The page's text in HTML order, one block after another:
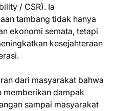
/ CSR). Ia
tambang tidak hanya
ekonomi semata, tetapi
kesejahteraan
dari masyarakat bahwa
memberikan dampak
sampai masyarakat